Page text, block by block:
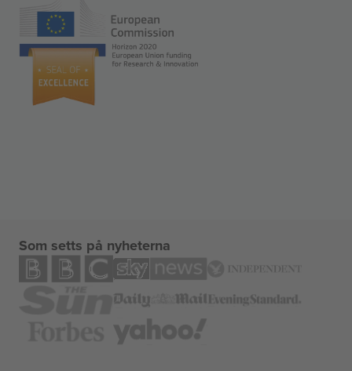
Som setts på nyheterna